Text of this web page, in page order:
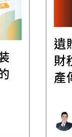
遺
財
產